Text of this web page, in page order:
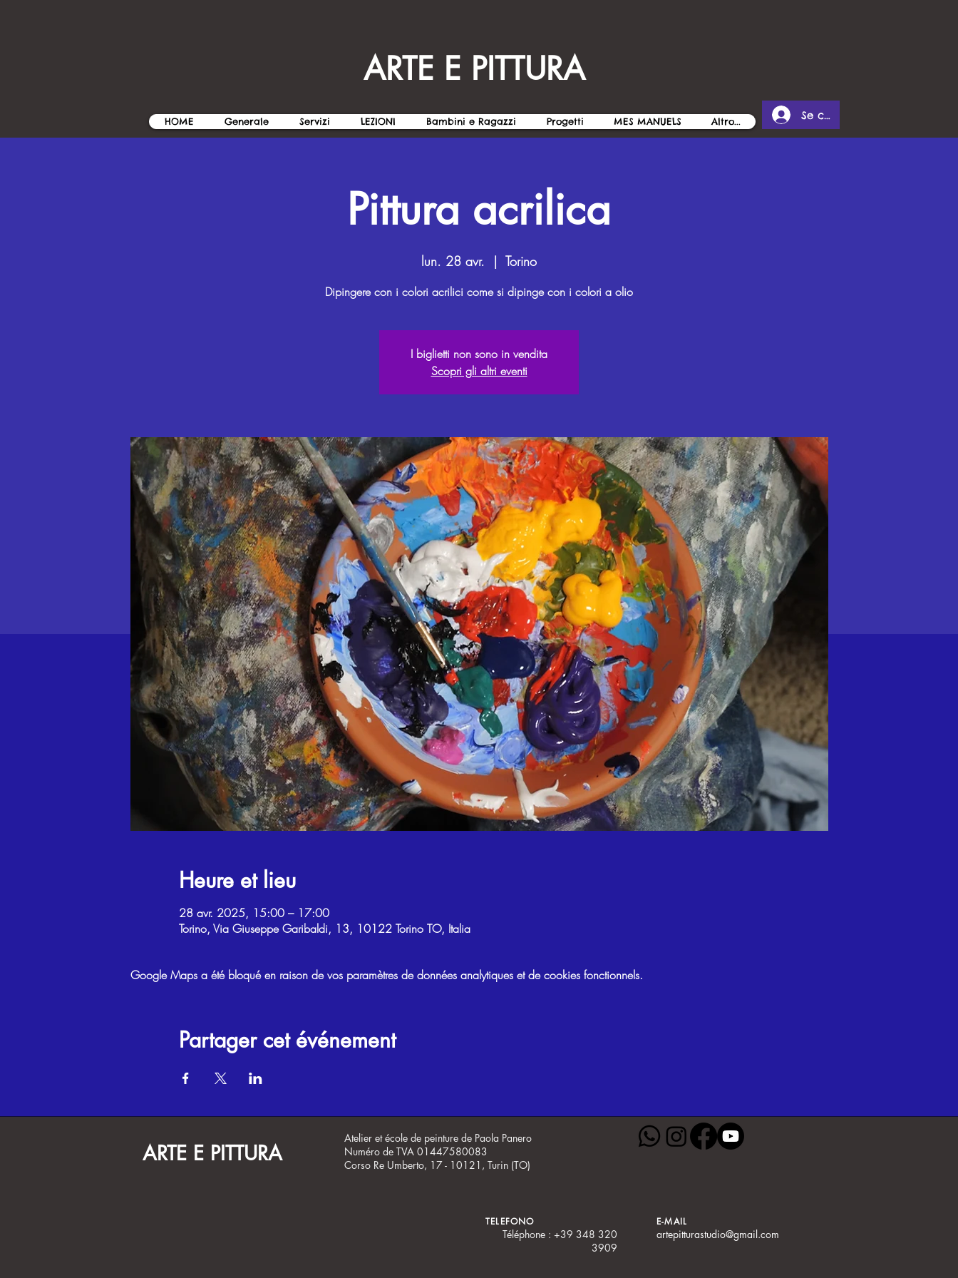
ARTE E PITTURA
HOME Generale Servizi LEZIONI Bambini e Ragazzi Progetti MES MANUELS Altro... Se connecter
Pittura acrilica
lun. 28 avr.
  |
Torino
Dipingere con i colori acrilici come si dipinge con i colori a olio
I biglietti non sono in vendita
Scopri gli altri eventi
Heure et lieu
28 avr. 2025, 15:00 – 17:00
Torino, Via Giuseppe Garibaldi, 13, 10122 Torino TO, Italia
Google Maps a été bloqué en raison de vos paramètres de données analytiques et de cookies fonctionnels.
Partager cet événement
ARTE E PITTURA
Atelier et école de peinture de Paola Panero
Numéro de TVA 01447580083
Corso Re Umberto, 17 - 10121, Turin (TO)
TELEFONO
Téléphone : +39 348 320
3909
E-MAIL
artepitturastudio@gmail.com